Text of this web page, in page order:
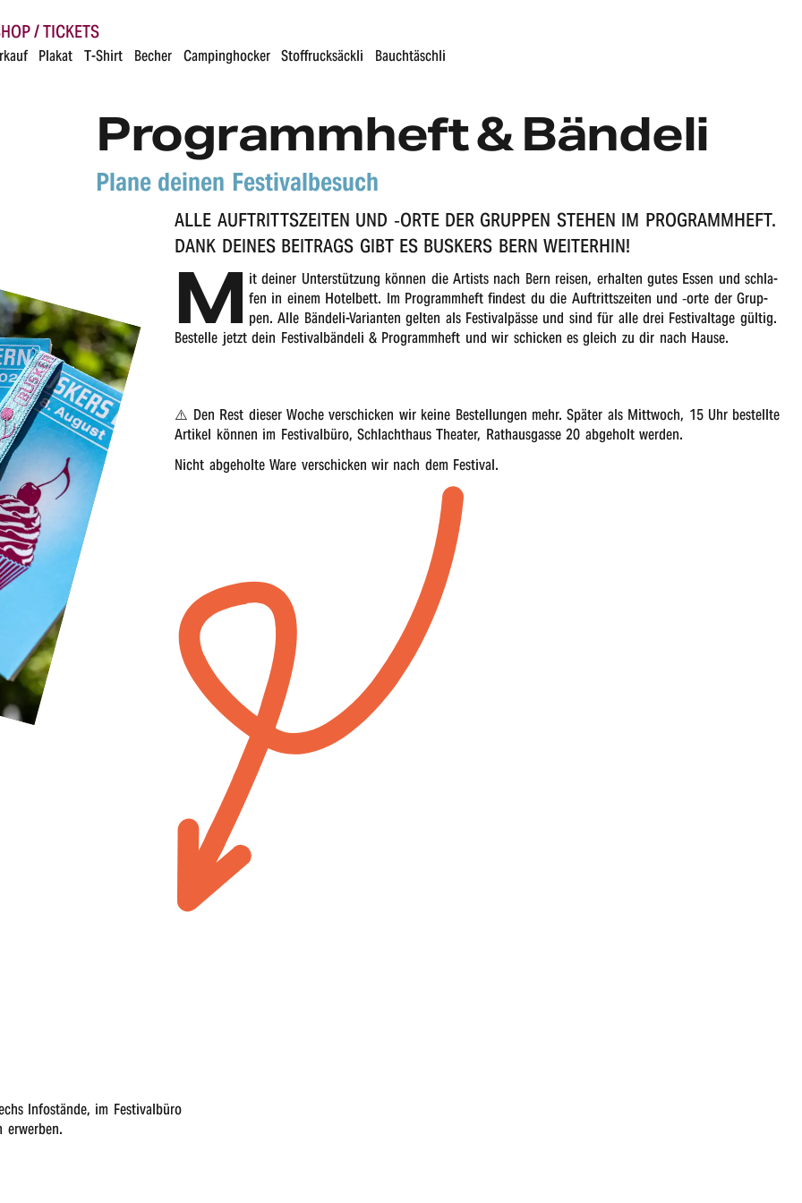
/ TICKETS
Plakat T-Shirt Becher Campinghocker Stoffrucksäckli Bauchtäschli
Programm­heft & Bändeli
Plane deinen Festivalbesuch
ALLE AUFTRITTS­ZEI­TEN UND ‑ORTE DER GRUP­PEN STEHEN IM PROGRAMM­HEFT.
DANK DEINES BEITRAGS GIBT ES BUSKERS BERN WEITERHIN!
M it deiner Unter­stüt­zung können die Artists nach Bern reisen, erhal­ten gutes Essen und schla­
fen in einem Hotel­bett. Im Programm­heft findest du die Auftritts­zei­ten und ‑orte der Grup­
pen. Alle Bände­li-Vari­an­ten gelten als Festi­val­päs­se und sind für alle drei Festi­val­ta­ge gültig.
Bestel­le jetzt dein Festi­val­bän­de­li & Programm­heft und wir schi­cken es gleich zu dir nach Hause.
⚠️ Den Rest dieser Woche verschi­cken wir keine Bestel­lun­gen mehr. Später als Mitt­woch, 15 Uhr bestell­te
Arti­kel können im Festi­val­bü­ro, Schlacht­haus Thea­ter, Rathaus­gas­se 20 abge­holt werden.
Nicht abge­hol­te Ware verschi­cken wir nach dem Festival.
Info­stän­de, im Festi­val­bü­ro
erwerben.